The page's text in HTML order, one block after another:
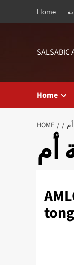
Home
Home
HOME
أم